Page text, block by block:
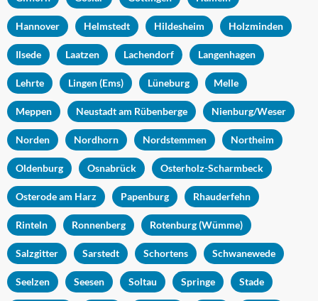
Hannover Helmstedt Hildesheim Holzminden
Ilsede Laatzen Lachendorf Langenhagen
Lehrte Lingen (Ems) Lüneburg Melle
Meppen Neustadt am Rübenberge Nienburg/Weser
Norden Nordhorn Nordstemmen Northeim
Oldenburg Osnabrück Osterholz-Scharmbeck
Osterode am Harz Papenburg Rhauderfehn
Rinteln Ronnenberg Rotenburg (Wümme)
Salzgitter Sarstedt Schortens Schwanewede
Seelzen Seesen Soltau Springe Stade